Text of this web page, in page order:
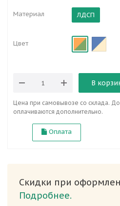
Материал ЛДСП
Цвет
В
Цена при самовывозе со склада.
оплачиваются дополнительно.
Оплата
Скидки при
Подробнее.